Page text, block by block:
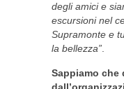
degli amici e
escursioni nel
Supramonte e
la bellezza”
Sappiamo che